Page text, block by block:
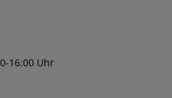
16:00 Uhr